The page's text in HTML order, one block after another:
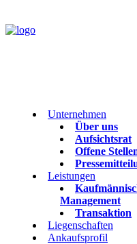
Unternehmen
Über uns
Aufsichtsrat
Offene
Leistungen
Management
Transaktion
Liegenschaften
Ankaufsprofil